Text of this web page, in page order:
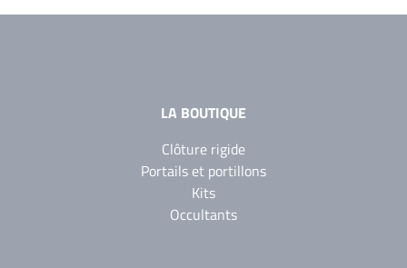
LA BOUTIQUE
Clôture rigide
Portails et portillons
Kits
Occultants